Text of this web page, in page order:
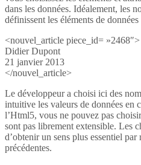
dans les données. Idéalement, les
définissent les éléments de
<nouvel_article piece_id= »2468″>
Didier Dupont
21 janvier 2013
</nouvel_article>
Le développeur a choisi ici des
intuitive les valeurs de données en
l’Html5, vous ne pouvez pas
sont pas librement extensible. Les
d’obtenir un sens plus essentiel
précédentes.